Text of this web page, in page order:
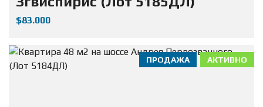
$83.000
АКТИВНО
ПРОДАЖА